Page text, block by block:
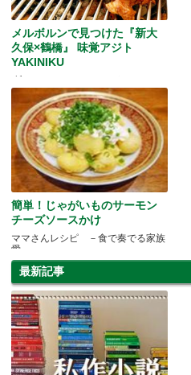
メルボルンで見つけた『新大
久保×鶴橋』 味覚アジト
YAKINIKU
“旨いものをくつろぎながら”
簡単！じゃがいものサーモン
チーズソースかけ
ママさんレシピ －食で奏でる家族
愛－
最新記事